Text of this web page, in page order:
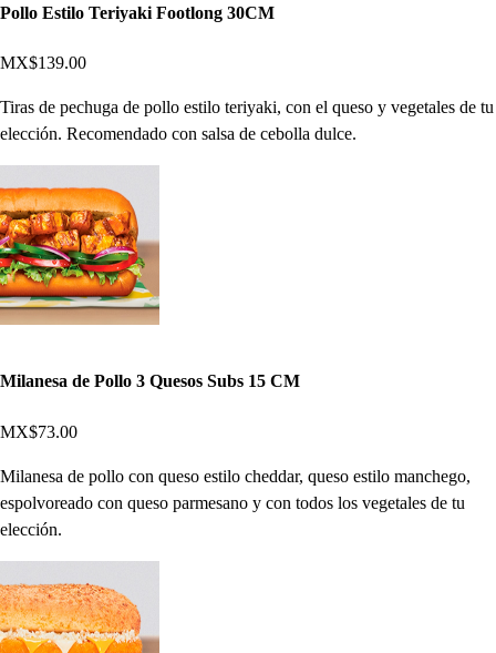
Pollo Estilo Teriyaki Footlong 30CM
MX$139.00
Tiras de pechuga de pollo estilo teriyaki, con el queso y vegetales de tu
elección. Recomendado con salsa de cebolla dulce.
Milanesa de Pollo 3 Quesos Subs 15 CM
MX$73.00
Milanesa de pollo con queso estilo cheddar, queso estilo manchego,
espolvoreado con queso parmesano y con todos los vegetales de tu
elección.